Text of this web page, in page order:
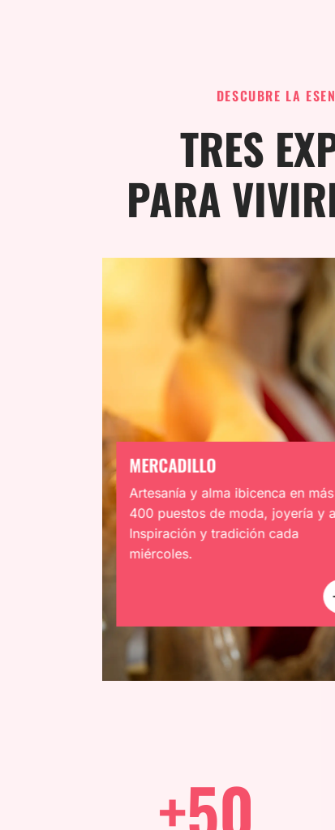
DESCUBRE LA
TRES
PARA
MERCADILLO
Artesanía y alma ibicenca en
400 puestos de moda, joyería y
Inspiración y tradición cada
miércoles.
+50